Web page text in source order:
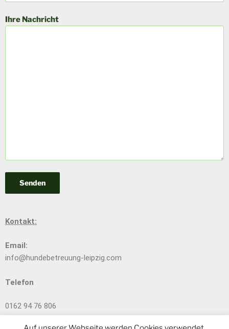
Ihre Nachricht
Kontakt:
Email:
info@hundebetreuung-leipzig.com
Telefon
0162 94 76 806